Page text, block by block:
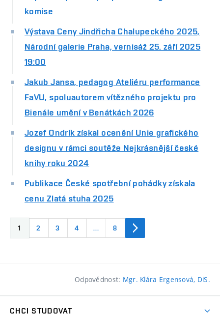
komise
Výstava Ceny Jindřicha Chalupeckého 2025,
Národní galerie Praha, vernisáž 25. září 2025
19:00
Jakub Jansa, pedagog Ateliéru performance
FaVU, spoluautorem vítězného projektu pro
Bienále umění v Benátkách 2026
Jozef Ondrík získal ocenění Unie grafického
designu v rámci soutěže Nejkrásnější české
knihy roku 2024
Publikace České spotřební pohádky získala
cenu Zlatá stuha 2025
1 2 3 4 … 8
Odpovědnost: Mgr. Klára Ergensová, DiS.
CHCI STUDOVAT